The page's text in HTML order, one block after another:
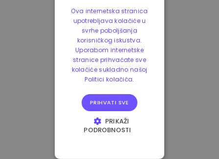
Ova internetska stranica
upotrebljava kolačiće u
svrhe poboljšanja
korisničkog iskustva.
Uporabom internetske
stranice prihvaćate sve
kolačiće sukladno našoj
Politici kolačića.
PRIHVATI SVE
PRIKAŽI
PODROBNOSTI